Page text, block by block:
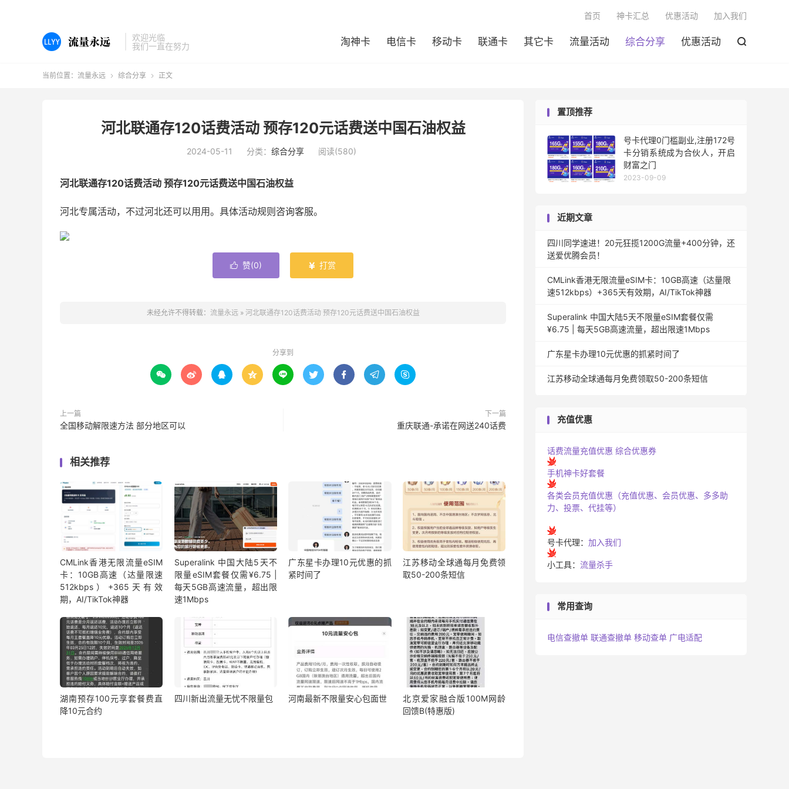
欢迎光临
我们一直在努力
淘神卡 电信卡 移动卡 联通卡 其它卡 流量活动 综合分享 优惠活动 
首页 神卡汇总 优惠活动 加入我们
当前位置： 流量永远  综合分享  正文
河北联通存120话费活动 预存120元话费送中国石油权益
2024-05-11 分类： 综合分享 阅读(580)
河北联通存120话费活动 预存120元话费送中国石油权益
河北专属活动，不过河北还可以用用。具体活动规则咨询客服。
 赞(0)  打赏
未经允许不得转载： 流量永远 » 河北联通存120话费活动 预存120元话费送中国石油权益
分享到
        
上一篇
全国移动解限速方法 部分地区可以
下一篇
重庆联通-承诺在网送240话费
相关推荐
CMLink香港无限流量eSIM
卡：10GB高速（达量限速
512kbps）+365天有效
期，AI/TikTok神器
Superalink 中国大陆5天不
限量eSIM套餐仅需¥6.75 |
每天5GB高速流量，超出限
速1Mbps
广东星卡办理10元优惠的抓
紧时间了
江苏移动全球通每月免费领
取50-200条短信
湖南预存100元享套餐费直
降10元合约
四川新出流量无忧不限量包 河南最新不限量安心包面世
北京爱家融合版100M网龄
回馈B(特惠版)
置顶推荐
号卡代理0门槛副业,注册172号
卡分销系统成为合伙人，开启
财富之门
2023-09-09
近期文章
四川同学速进！20元狂揽1200G流量+400分钟，还
送爱优腾会员！
CMLink香港无限流量eSIM卡：10GB高速（达量限
速512kbps）+365天有效期，AI/TikTok神器
Superalink 中国大陆5天不限量eSIM套餐仅需
¥6.75 | 每天5GB高速流量，超出限速1Mbps
广东星卡办理10元优惠的抓紧时间了
江苏移动全球通每月免费领取50-200条短信
充值优惠
话费流量充值优惠 综合优惠券
手机神卡好套餐
各类会员充值优惠（充值优惠、会员优惠、多多助
力、投票、代挂等）
号卡代理： 加入我们
小工具： 流量杀手
常用查询
电信查撤单 联通查撤单 移动查单 广电适配